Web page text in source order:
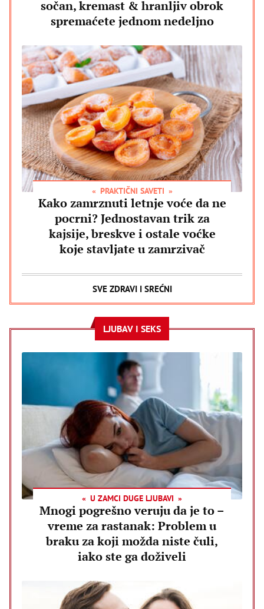
sočan, kremast & hranljiv obrok
spremaćete jednom nedeljno
PRAKTIČNI SAVETI
Kako zamrznuti letnje voće da ne
pocrni? Jednostavan trik za
kajsije, breskve i ostale voćke
koje stavljate u zamrzivač
SVE ZDRAVI I SREĆNI
LJUBAV I SEKS
U ZAMCI DUGE LJUBAVI
Mnogi pogrešno veruju da je to –
vreme za rastanak: Problem u
braku za koji možda niste čuli,
iako ste ga doživeli